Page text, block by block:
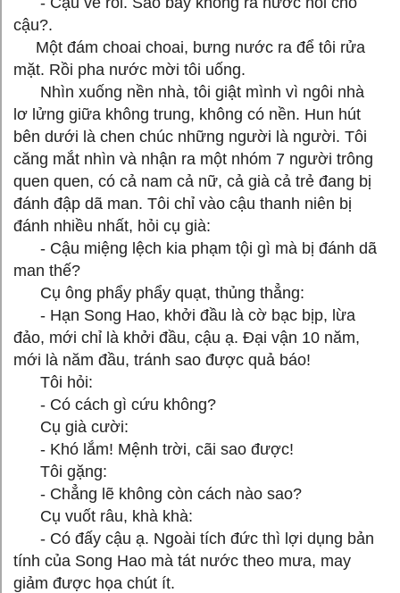
cậu?.
Một đám choai choai, bưng nước ra để tôi rửa
mặt. Rồi pha nước mời tôi uống.
Nhìn xuống nền nhà, tôi giật mình vì ngôi nhà
lơ lửng giữa không trung, không có nền. Hun hút
bên dưới là chen chúc những người là người. Tôi
căng mắt nhìn và nhận ra một nhóm 7 người trông
quen quen, có cả nam cả nữ, cả già cả trẻ đang bị
đánh đập dã man. Tôi chỉ vào cậu thanh niên bị
đánh nhiều nhất, hỏi cụ già:
- Cậu miệng lệch kia phạm tội gì mà bị đánh dã
man thế?
Cụ ông phẩy phẩy quạt, thủng thẳng:
- Hạn Song Hao, khởi đầu là cờ bạc bịp, lừa
đảo, mới chỉ là khởi đầu, cậu ạ. Đại vận 10 năm,
mới là năm đầu, tránh sao được quả báo!
Tôi hỏi:
- Có cách gì cứu không?
Cụ già cười:
- Khó lắm! Mệnh trời, cãi sao được!
Tôi gặng:
- Chẳng lẽ không còn cách nào sao?
Cụ vuốt râu, khà khà:
- Có đấy cậu ạ. Ngoài tích đức thì lợi dụng bản
tính của Song Hao mà tát nước theo mưa, may
giảm được họa chút ít.